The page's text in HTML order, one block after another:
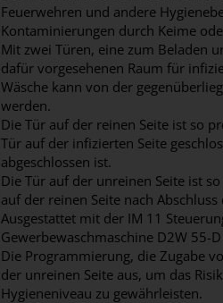
Feuerwehren und andere
Kontaminierungen durch Keime
Mit zwei Türen, eine zum Beladen
dafür vorgesehenen Raum für
Wäsche kann von der
werden.
Die Tür auf der reinen Seite ist so
Tür auf der infizierten Seite
abgeschlossen ist.
Die Tür auf der unreinen Seite ist
auf der reinen Seite nach
Ausgestattet mit der IM 11
Gewerbewaschmaschine D2W 55-
Die Programmierung, die Zugabe
der unreinen Seite aus, um das
Hygieneniveau zu gewährleisten.